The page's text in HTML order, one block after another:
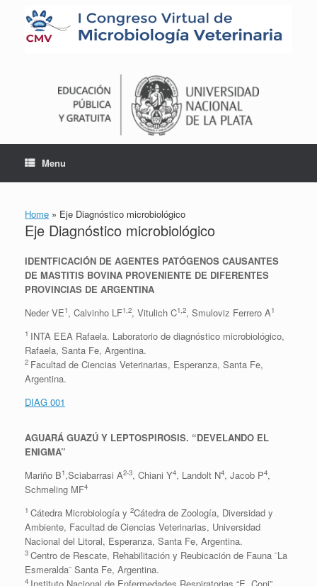
content
Menu
Home » Eje Diagnóstico microbiológico
Eje Diagnóstico microbiológico
IDENTFICACIÓN DE AGENTES PATÓGENOS CAUSANTES
DE MASTITIS BOVINA PROVENIENTE DE DIFERENTES
PROVINCIAS DE ARGENTINA
Neder VE1, Calvinho LF1,2, Vitulich C1,2, Smuloviz Ferrero A1
1 INTA EEA Rafaela. Laboratorio de diagnóstico microbiológico,
Rafaela, Santa Fe, Argentina.
2 Facultad de Ciencias Veterinarias, Esperanza, Santa Fe,
Argentina.
DIAG 001
AGUARÁ GUAZÚ Y LEPTOSPIROSIS. “DEVELANDO EL
ENIGMA”
Mariño B1,Sciabarrasi A2-3, Chiani Y4, Landolt N4, Jacob P4,
Schmeling MF4
1 Cátedra Microbiología y 2Cátedra de Zoología, Diversidad y
Ambiente, Facultad de Ciencias Veterinarias, Universidad
Nacional del Litoral, Esperanza, Santa Fe, Argentina.
3 Centro de Rescate, Rehabilitación y Reubicación de Fauna ¨La
Esmeralda¨ Santa Fe, Argentina.
4 Instituto Nacional de Enfermedades Respiratorias “E. Coni”,